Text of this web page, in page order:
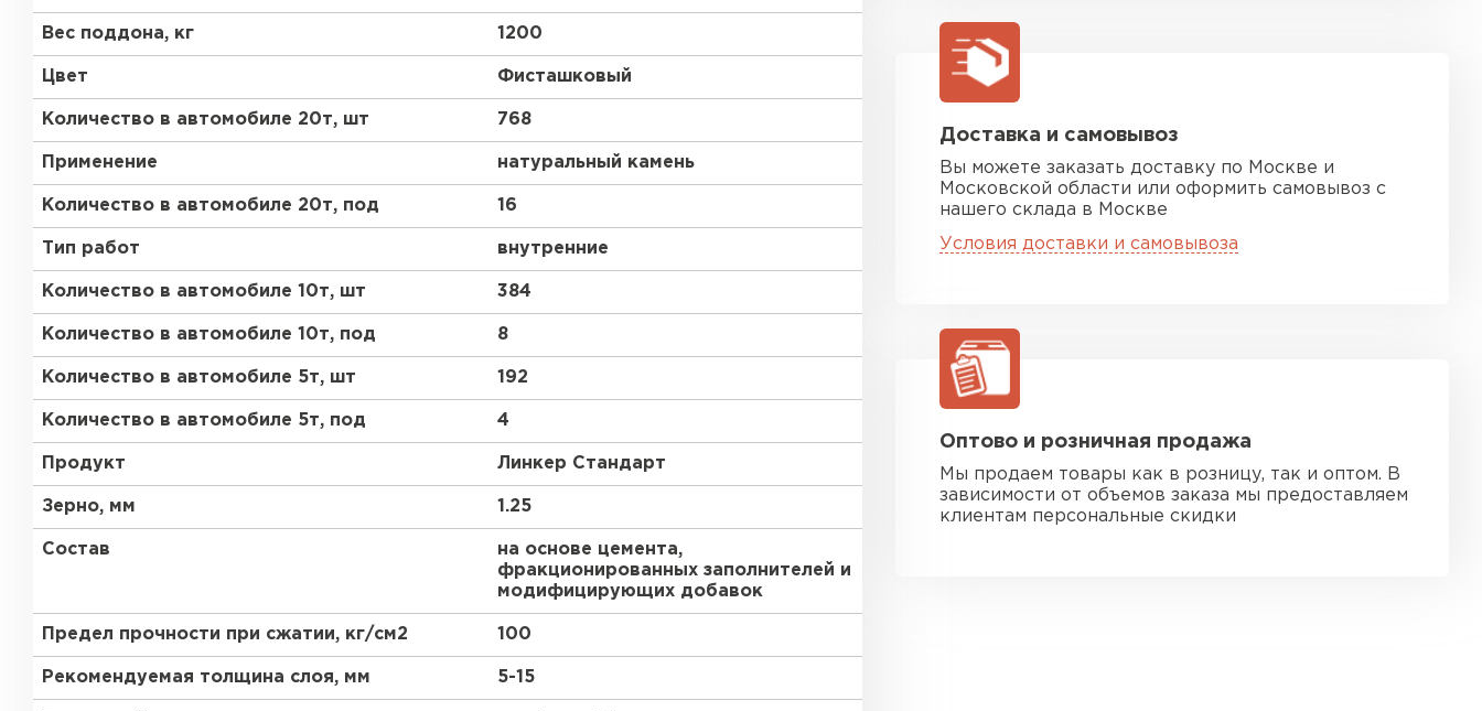
Вес поддона, кг 1200
Цвет Фисташковый
Количество в автомобиле 20т, шт 768
Применение натуральный камень
Количество в автомобиле 20т, под 16
Тип работ внутренние
Количество в автомобиле 10т, шт 384
Количество в автомобиле 10т, под 8
Количество в автомобиле 5т, шт 192
Количество в автомобиле 5т, под 4
Продукт Линкер Стандарт
Зерно, мм 1.25
Состав
на основе цемента,
фракционированных заполнителей и
модифицирующих добавок
Предел прочности при сжатии, кг/см2 100
Рекомендуемая толщина слоя, мм 5-15
Доставка и самовывоз
Вы можете заказать доставку по Москве и
Московской области или оформить самовывоз с
нашего склада в Москве
Условия доставки и самовывоза
Оптово и розничная продажа
Мы продаем товары как в розницу, так и оптом. В
зависимости от объемов заказа мы предоставляем
клиентам персональные скидки
Газобетон Белорусский SLS
Газобетон Белорусский (БЦК)
Газобетон Забудова